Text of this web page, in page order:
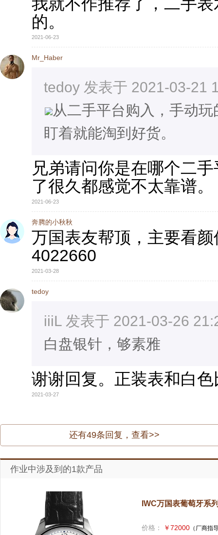
的。
2021-06-23
Mr_Haber
tedoy 发表于 2021-03-21
从二手平台购入，手动
盯着就能淘到好货。
兄弟请问你是在哪个二
了很久都感觉不太靠谱。
2021-06-23
奔腾的小秋秋
万国表友帮顶，主要看颜
4022660
2021-03-28
tedoy
iiiL 发表于 2021-03-26
白盘银针，够素雅
谢谢回复。正装表和白
2021-03-27
还有49条回复，查看>>
作业中涉及到的1款产品
IWC万国表葡萄牙系
价格： ￥72000（厂商指